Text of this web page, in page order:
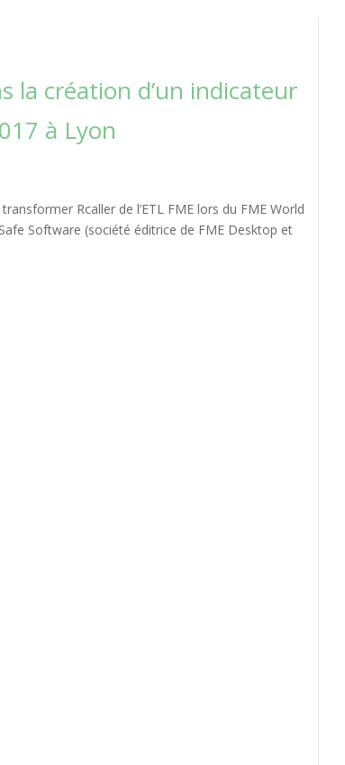
la création d’un indicateur
à Lyon
Rcaller de l’ETL FME lors du FME World
Software (société éditrice de FME Desktop et